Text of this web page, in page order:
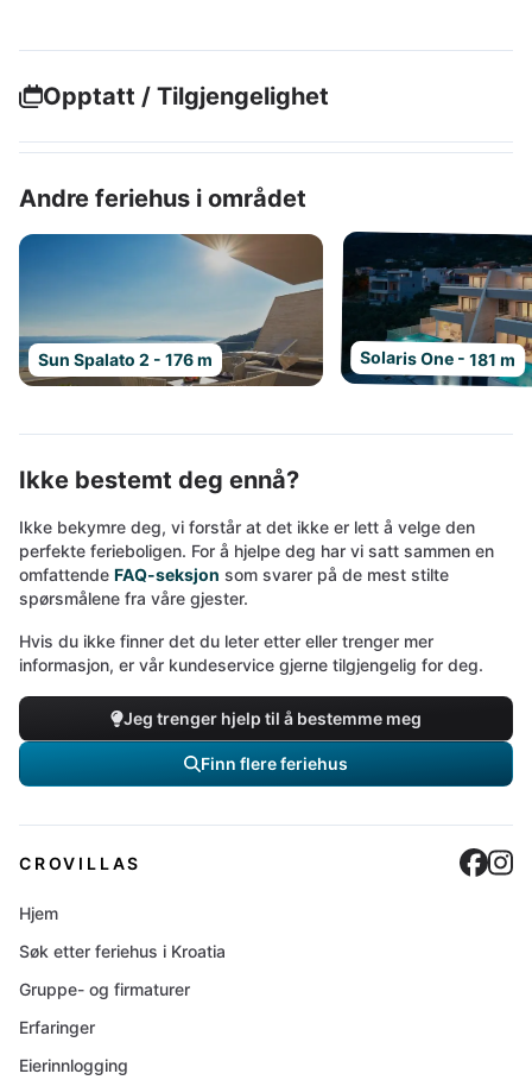
Opptatt / Tilgjengelighet
Andre feriehus i området
Sun Spalato 2 - 176 m Solaris One - 181 m
Ikke bestemt deg ennå?
Ikke bekymre deg, vi forstår at det ikke er lett å velge den
perfekte ferieboligen. For å hjelpe deg har vi satt sammen en
omfattende FAQ-seksjon som svarer på de mest stilte
spørsmålene fra våre gjester.
Hvis du ikke finner det du leter etter eller trenger mer
informasjon, er vår kundeservice gjerne tilgjengelig for deg.
Jeg trenger hjelp til å bestemme meg
Finn flere feriehus
CROVILLAS
Hjem
Søk etter feriehus i Kroatia
Gruppe- og firmaturer
Erfaringer
Eierinnlogging